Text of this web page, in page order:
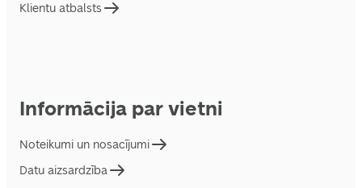
Klientu atbalsts
Informācija par vietni
Noteikumi un nosacījumi
Datu aizsardzība